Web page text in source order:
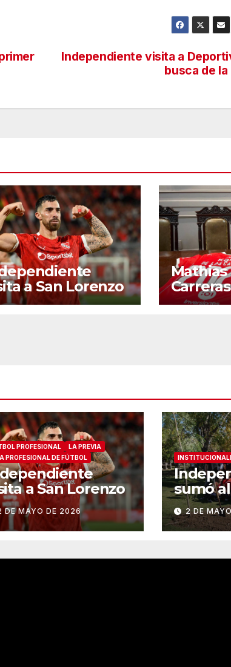
Independiente visita a
busca de
a San Lorenzo
Mathias
primer
PROFESIONAL
LA PREVIA
PROFESIONAL DE FÚTBOL
a San Lorenzo
DE MAYO DE 2026
sumó
2 DE